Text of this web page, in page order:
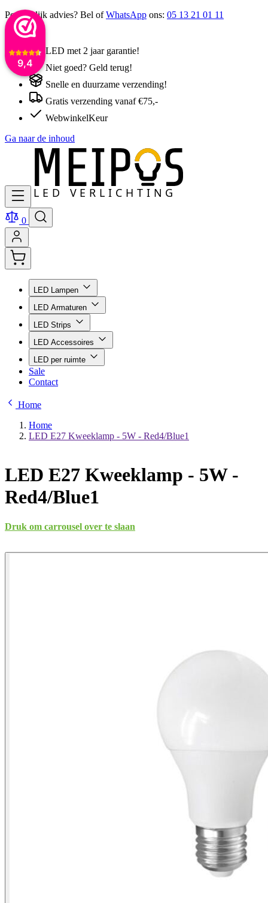
9,4
Persoonlijk advies? Bel ofWhatsApp ons: 05 13 21 01 11
LED met 2 jaar garantie!
Niet goed? Geld terug!
Snelle en duurzame verzending!
Gratis verzending vanaf €75,-
WebwinkelKeur
Ga naar de inhoud
0
LED Lampen
LED Armaturen
LED Strips
LED Accessoires
LED per ruimte
Sale
Contact
Home
Home
LED E27 Kweeklamp - 5W - Red4/Blue1
LED E27 Kweeklamp - 5W -
Red4/Blue1
Druk om carrousel over te slaan